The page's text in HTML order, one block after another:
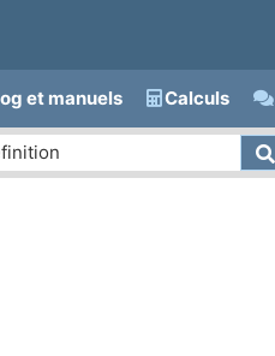
et manuels Calculs